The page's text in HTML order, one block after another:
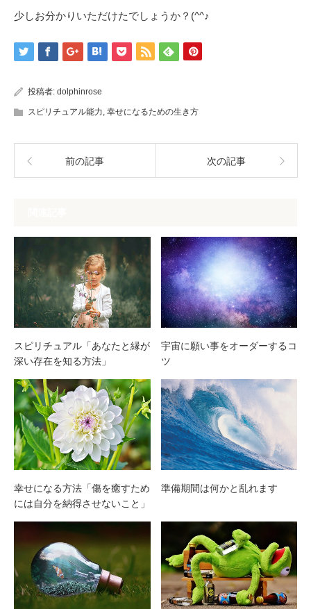
少しお分かりいただけたでしょうか？(^^♪
投稿者: dolphinrose
スピリチュアル能力, 幸せになるための生き方
前の記事 次の記事
スピリチュアル「あなたと縁が
深い存在を知る方法」
宇宙に願い事をオーダーするコ
ツ
幸せになる方法「傷を癒すため
には自分を納得させないこと」
準備期間は何かと乱れます